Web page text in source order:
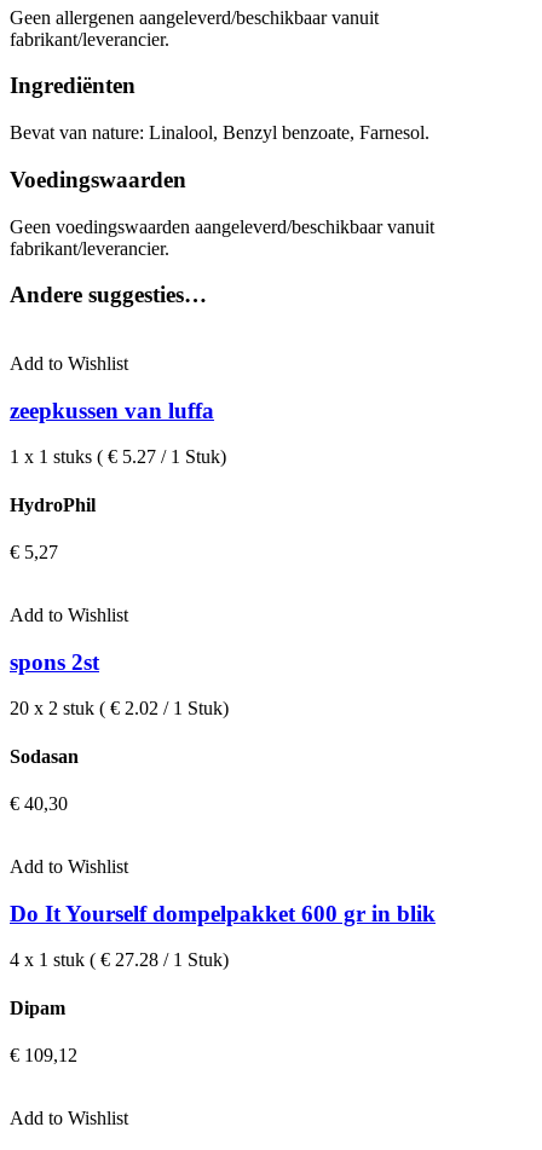
Geen allergenen aangeleverd/beschikbaar vanuit
fabrikant/leverancier.
Ingrediënten
Bevat van nature: Linalool, Benzyl benzoate, Farnesol.
Voedingswaarden
Geen voedingswaarden aangeleverd/beschikbaar vanuit
fabrikant/leverancier.
Andere suggesties…
Add to Wishlist
zeepkussen van luffa
1 x 1 stuks ( € 5.27 / 1 Stuk)
HydroPhil
€ 5,27
Add to Wishlist
spons 2st
20 x 2 stuk ( € 2.02 / 1 Stuk)
Sodasan
€ 40,30
Add to Wishlist
Do It Yourself dompelpakket 600 gr in blik
4 x 1 stuk ( € 27.28 / 1 Stuk)
Dipam
€ 109,12
Add to Wishlist